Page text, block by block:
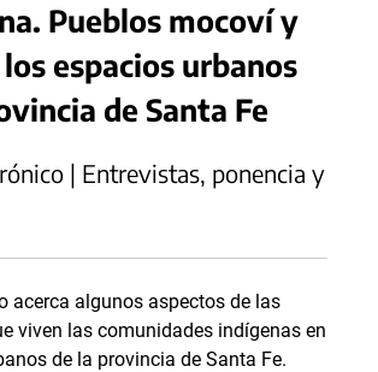
Pueblos mocoví y
espacios urbanos
de Santa Fe
| Entrevistas, ponencia y
acerca algunos aspectos de las
viven las comunidades indígenas en
de la provincia de Santa Fe.